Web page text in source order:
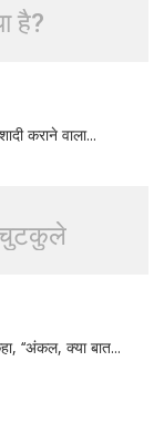
है?
कराने वाला...
चुटकुले
‘‘अंकल, क्या बात...